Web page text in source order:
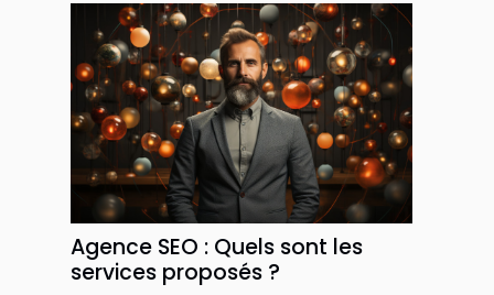
Agence SEO : Quels sont les
services proposés ?